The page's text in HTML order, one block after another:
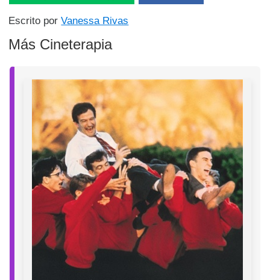
Escrito porVanessa Rivas
Más Cineterapia